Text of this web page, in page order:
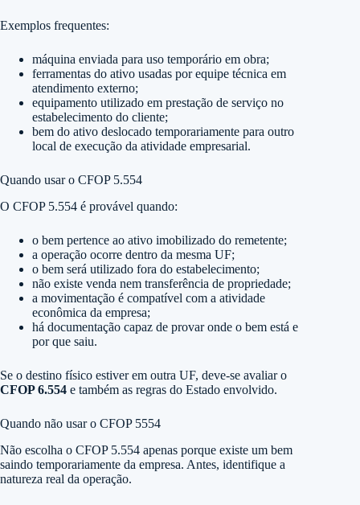
Exemplos frequentes:
máquina enviada para uso temporário em obra;
ferramentas do ativo usadas por equipe técnica em
atendimento externo;
equipamento utilizado em prestação de serviço no
estabelecimento do cliente;
bem do ativo deslocado temporariamente para outro
local de execução da atividade empresarial.
Quando usar o CFOP 5.554
O CFOP 5.554 é provável quando:
o bem pertence ao ativo imobilizado do remetente;
a operação ocorre dentro da mesma UF;
o bem será utilizado fora do estabelecimento;
não existe venda nem transferência de propriedade;
a movimentação é compatível com a atividade
econômica da empresa;
há documentação capaz de provar onde o bem está e
por que saiu.
Se o destino físico estiver em outra UF, deve-se avaliar o
CFOP 6.554 e também as regras do Estado envolvido.
Quando não usar o CFOP 5554
Não escolha o CFOP 5.554 apenas porque existe um bem
saindo temporariamente da empresa. Antes, identifique a
natureza real da operação.